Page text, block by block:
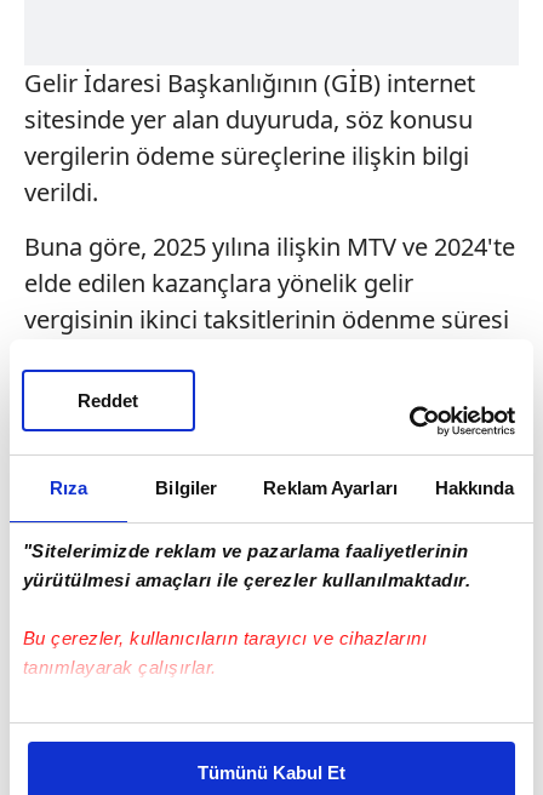
Rıza Bilgiler Reklam Ayarları Hakkında
"Sitelerimizde reklam ve pazarlama faaliyetlerinin
yürütülmesi amaçları ile çerezler kullanılmaktadır.
Bu çerezler, kullanıcıların tarayıcı ve cihazlarını
tanımlayarak çalışırlar.
Bu çerezlere izin vermeniz halinde sizlere özel
daha iyi reklam deneyimi yaşatabiliriz. Bunu yaparken
Tümünü Kabul Et
Reddet
Gelir İdaresi Başkanlığının (GİB) internet
sitesinde yer alan duyuruda, söz konusu
vergilerin ödeme süreçlerine ilişkin bilgi
verildi.
Buna göre, 2025 yılına ilişkin MTV ve 2024'te
elde edilen kazançlara yönelik gelir
vergisinin ikinci taksitlerinin ödenme süresi
Taksit ödemeleri, Dijital Vergi Dairesi ve GİB
Mobil Uygulaması üzerinden, anlaşmalı
bankaların kredi ve banka kartları veya
banka hesabından, yabancı ülkede faaliyet
gösteren bankalara ait kartlar gibi alternatif
ödeme kanallarından yapılabiliyor.